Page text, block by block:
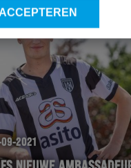
2021